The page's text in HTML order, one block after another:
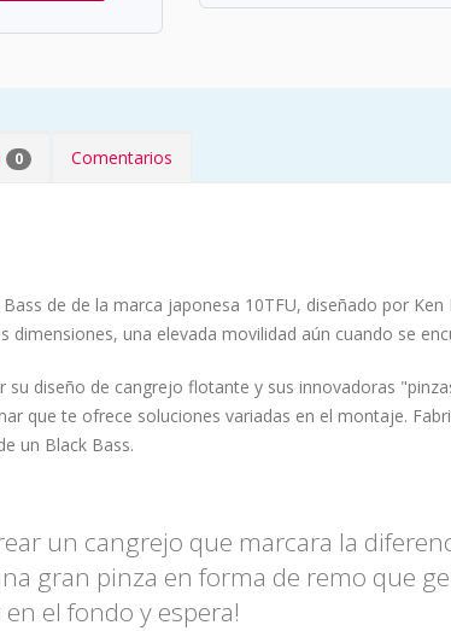
0 Comentarios
de de la marca japonesa 10TFU, diseñado por
una elevada movilidad aún cuando se
su diseño de cangrejo flotante y sus innovadoras
que te ofrece soluciones variadas en el montaje.
un Black Bass.
un cangrejo que marcara la
gran pinza en forma de remo que
el fondo y espera!